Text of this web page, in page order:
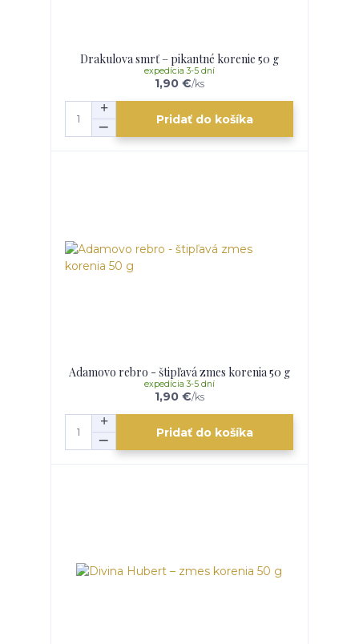
Drakulova smrť – pikantné korenie 50 g
1,90 €/ks
expedícia 3-5 dní
Pridať do košíka
Adamovo rebro - štipľavá zmes korenia 50 g
1,90 €/ks
expedícia 3-5 dní
Pridať do košíka